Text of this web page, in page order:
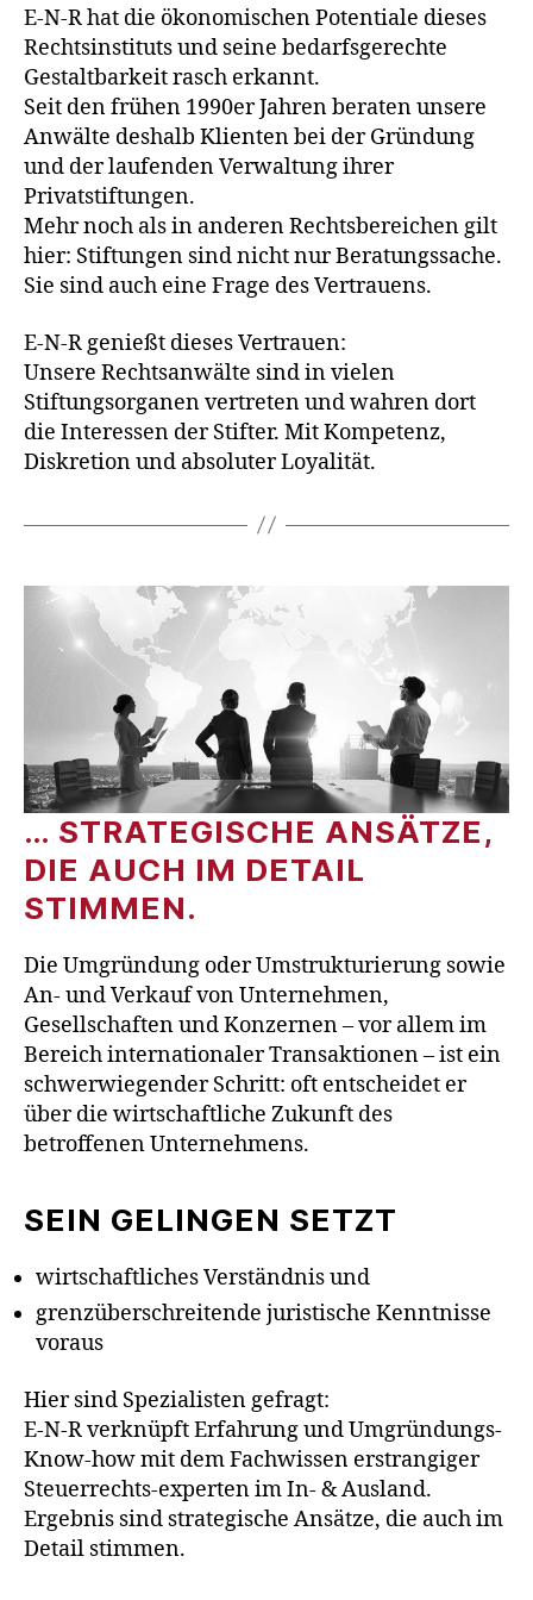
E-N-R hat die ökonomischen Potentiale dieses
Rechtsinstituts und seine bedarfsgerechte
Gestaltbarkeit rasch erkannt.
Seit den frühen 1990er Jahren beraten unsere
Anwälte deshalb Klienten bei der Gründung
und der laufenden Verwaltung ihrer
Privatstiftungen.
Mehr noch als in anderen Rechtsbereichen gilt
hier: Stiftungen sind nicht nur Beratungssache.
Sie sind auch eine Frage des Vertrauens.
E-N-R genießt dieses Vertrauen:
Unsere Rechtsanwälte sind in vielen
Stiftungsorganen vertreten und wahren dort
die Interessen der Stifter. Mit Kompetenz,
Diskretion und absoluter Loyalität.
… STRATEGISCHE ANSÄTZE,
DIE AUCH IM DETAIL
STIMMEN.
Die Umgründung oder Umstrukturierung sowie
An- und Verkauf von Unternehmen,
Gesellschaften und Konzernen – vor allem im
Bereich internationaler Transaktionen – ist ein
schwerwiegender Schritt: oft entscheidet er
über die wirtschaftliche Zukunft des
betroffenen Unternehmens.
SEIN GELINGEN SETZT
wirtschaftliches Verständnis und
grenzüberschreitende juristische Kenntnisse
voraus
Hier sind Spezialisten gefragt:
E-N-R verknüpft Erfahrung und Umgründungs-
Know-how mit dem Fachwissen erstrangiger
Steuerrechts-experten im In- & Ausland.
Ergebnis sind strategische Ansätze, die auch im
Detail stimmen.